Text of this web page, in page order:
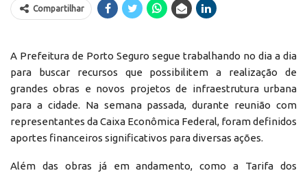
Compartilhar
A Prefeitura de Porto Seguro segue trabalhando no dia a dia
para buscar recursos que possibilitem a realização de
grandes obras e novos projetos de infraestrutura urbana
para a cidade. Na semana passada, durante reunião com
representantes da Caixa Econômica Federal, foram definidos
aportes financeiros significativos para diversas ações.
Além das obras já em andamento, como a Tarifa dos